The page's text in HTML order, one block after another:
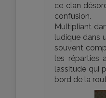
ce clan
confusion.
Multipliant
ludique dans
souvent
les réparties
lassitude qui
bord de la